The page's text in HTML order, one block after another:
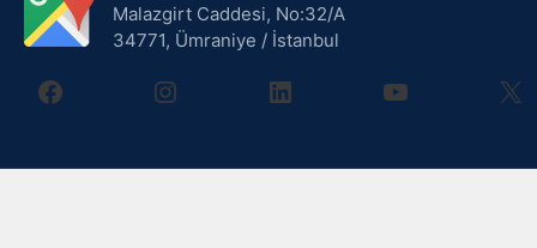
Malazgirt Caddesi, No:32/A
34771, Ümraniye / İstanbul
facebookinstagramlinkedin youtube X